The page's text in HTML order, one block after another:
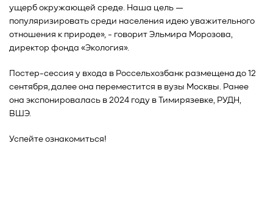
ущерб окружающей среде. Наша цель —
популяризировать среди населения идею уважительного
отношения к природе», - говорит Эльмира Морозова,
директор фонда «Экология».
Постер-сессия у входа в Россельхозбанк размещена до 12
сентября, далее она переместится в вузы Москвы. Ранее
она экспонировалась в 2024 году в Тимирязевке, РУДН,
ВШЭ.
Успейте ознакомиться!